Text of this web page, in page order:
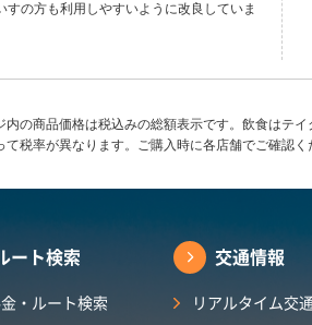
すの方も利用しやすいように改良していま
の商品価格は税込みの総額表示です。飲食はテ
て税率が異なります。ご購入時に各店舗でご確認く
ート検索
・ルート検索
交通情報
リアルタイム交